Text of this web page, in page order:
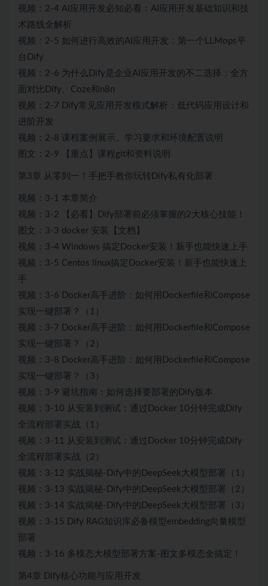
视频：2-4 AI应用开发必知必看：AI应用开发基础知识和技
术路线全解析
视频：2-5 如何进行高效的AI应用开发：第一个LLMops平
台Dify
视频：2-6 为什么Dify是企业AI应用开发的不二选择：全方
面对比Dify、Coze和n8n
视频：2-7 Dify常见应用开发模式解析：低代码应用设计和
进阶开发
视频：2-8 课程案例展示、学习要求和环境配置说明
图文：2-9 【重点】课程git和资料说明
第3章 从零到一！手把手教你玩转Dify私有化部署
视频：3-1 本章简介
视频：3-2 【必看】Dify部署前必须掌握的2大核心技能！
图文：3-3 docker 安装【文档】
视频：3-4 Windows 搞定Docker安装！新手也能快速上手
视频：3-5 Centos linux搞定Docker安装！新手也能快速上
手
视频：3-6 Docker高手进阶：如何用Dockerfile和Compose
实现一键部署？（1）
视频：3-7 Docker高手进阶：如何用Dockerfile和Compose
实现一键部署？（2）
视频：3-8 Docker高手进阶：如何用Dockerfile和Compose
实现一键部署？（3）
视频：3-9 避坑指南：如何选择要部署的Dify版本
视频：3-10 从安装到测试：通过Docker 10分钟完成Dify
全流程部署实战（1）
视频：3-11 从安装到测试：通过Docker 10分钟完成Dify
全流程部署实战（2）
视频：3-12 实战揭秘-Dify中的DeepSeek大模型部署（1）
视频：3-13 实战揭秘-Dify中的DeepSeek大模型部署（2）
视频：3-14 实战揭秘-Dify中的DeepSeek大模型部署（3）
视频：3-15 Dify RAG知识库必备模型embedding向量模型
部署
视频：3-16 多模态大模型部署方案-图文多模态全搞定！
第4章 Dify核心功能与应用开发